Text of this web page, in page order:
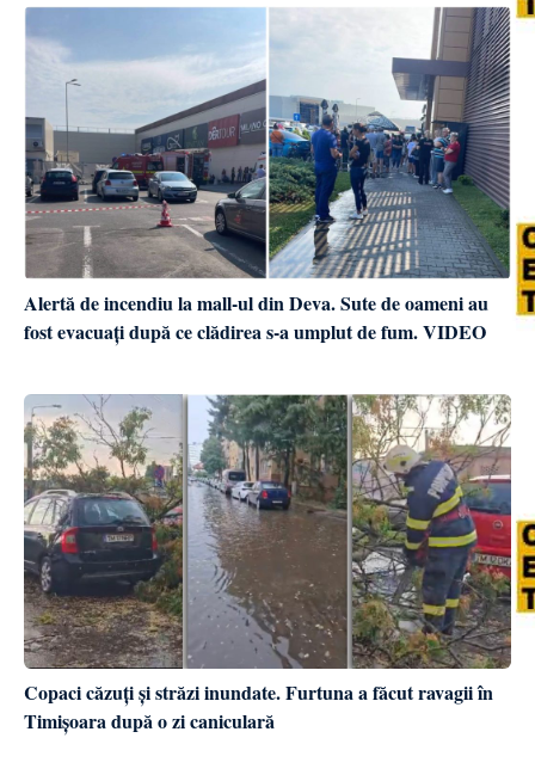
Alertă de incendiu la mall-ul din Deva. Sute de oameni au
fost evacuați după ce clădirea s-a umplut de fum. VIDEO
Copaci căzuți și străzi inundate. Furtuna a făcut ravagii în
Timișoara după o zi caniculară